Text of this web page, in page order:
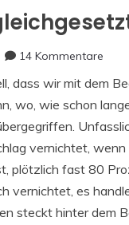
14 Kommentare
dass wir mit dem
wo, wie schon
vernichtet,
plötzlich fast 80
vernichtet, es
steckt hinter dem